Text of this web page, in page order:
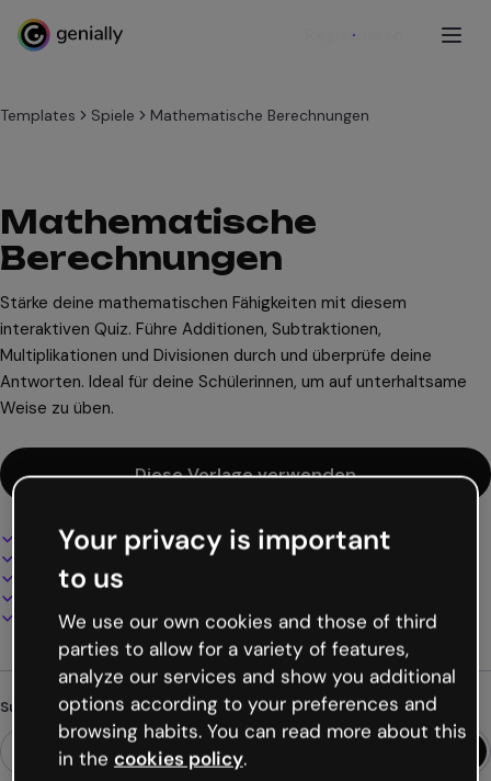
Registrieren
Templates Spiele Mathematische Berechnungen
Mathematische
Berechnungen
Stärke deine mathematischen Fähigkeiten mit diesem
interaktiven Quiz. Führe Additionen, Subtraktionen,
Multiplikationen und Divisionen durch und überprüfe deine
Antworten. Ideal für deine Schülerinnen, um auf unterhaltsame
Weise zu üben.
Diese Vorlage verwenden
Interaktives und animiertes Design
100% anpassbar
Audio, Video und Multimedia hinzufügen
Als PDF, MP4 und andere Formate herunterladen
Suchst du etwas anderes?
Your privacy is important
to us
We use our own cookies and those of third
parties to allow for a variety of features,
analyze our services and show you additional
options according to your preferences and
browsing habits. You can read more about this
in the cookies policy.